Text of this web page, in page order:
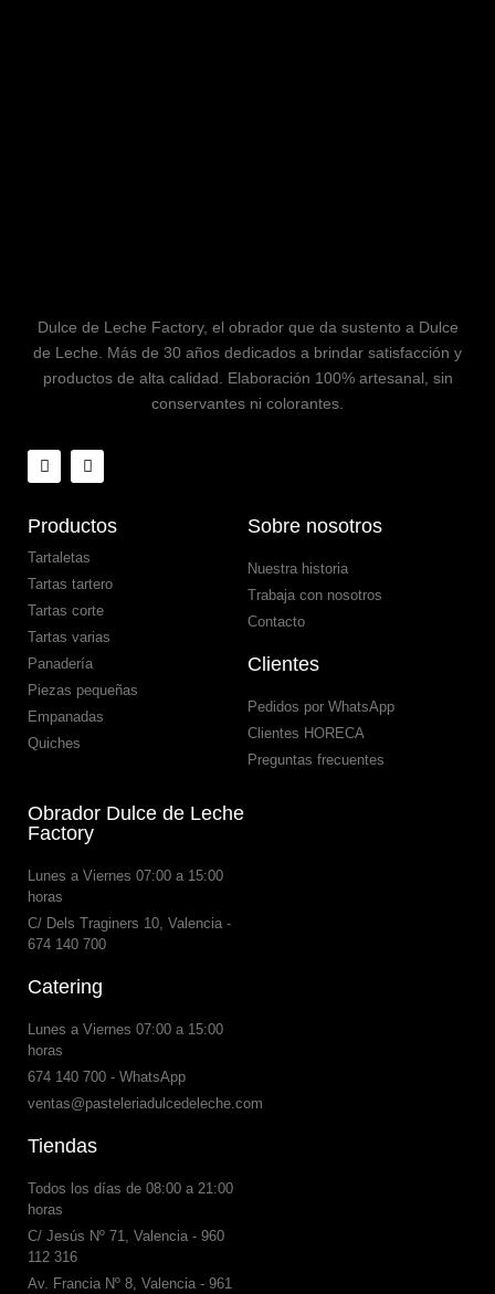
Dulce de Leche Factory, el obrador que da sustento a Dulce
de Leche. Más de 30 años dedicados a brindar satisfacción y
productos de alta calidad. Elaboración 100% artesanal, sin
conservantes ni colorantes.
Productos
Tartaletas
Tartas tartero
Tartas corte
Tartas varias
Panadería
Piezas pequeñas
Empanadas
Quiches
Sobre nosotros
Nuestra historia
Trabaja con nosotros
Contacto
Clientes
Pedidos por WhatsApp
Clientes HORECA
Preguntas frecuentes
Obrador Dulce de Leche
Factory
Lunes a Viernes 07:00 a 15:00
horas
C/ Dels Traginers 10, Valencia -
674 140 700
Catering
Lunes a Viernes 07:00 a 15:00
horas
674 140 700 - WhatsApp
ventas@pasteleriadulcedeleche.com
Tiendas
Todos los días de 08:00 a 21:00
horas
C/ Jesús Nº 71, Valencia - 960
112 316
Av. Francia Nº 8, Valencia - 961